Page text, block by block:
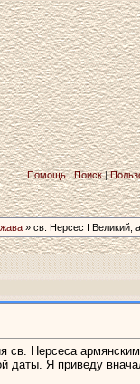
|Помощь|Поиск|
» св. Нерсес I Великий,­
Нерсеса армянским
даты. Я приведу